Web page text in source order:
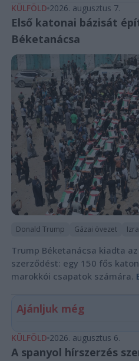
KÜLFÖLD 2026. augusztus 7.
Első katonai bázisát
Béketanácsa
Donald Trump Gázai övezet
Trump Béketanácsa kiadta
szerződést: egy 150 fős
marokkói csapatok számára.
Ajánljuk még
KÜLFÖLD 2026. augusztus 6.
A spanyol hírszerzés